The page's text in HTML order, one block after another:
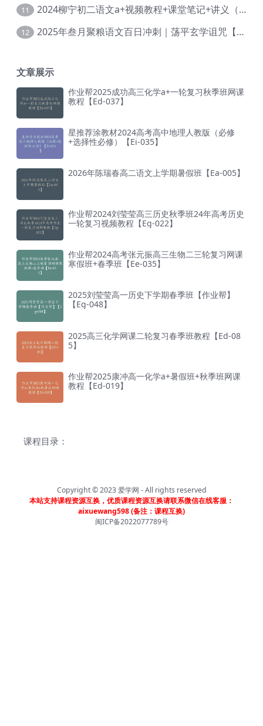
11 2024柳宁初二语文a+视频教程+课堂笔记+讲义（暑假班+秋季班）【Da-003】
12 2025年叁月聚粮语文百日冲刺｜荡平玄学诅咒【Ea-001】
文章展示
作业帮2025成功高三化学a+一轮复习秋季班网课
教程【Ed-037】
星推荐涂教材2024高考高中地理人教版（必修
+选择性必修）【Ei-035】
2026年陈瑞春高二语文上学期暑假班【Ea-005】
作业帮2024刘莹莹高三历史秋季班24年高考历史
一轮复习视频教程【Eg-022】
作业帮2024高考张元振高三生物二三轮复习网课
寒假班+春季班【Ee-035】
2025刘莹莹高一历史下学期春季班【作业帮】
【Eg-048】
2025高三化学网课二轮复习春季班教程【Ed-08
5】
作业帮2025康冲高一化学a+暑假班+秋季班网课
教程【Ed-019】
课程目录：
Copyright © 2023爱学网 - All rights reserved
本站支持课程资源互换，优质课程资源互换请联系微信在线客服：
aixuewang598 (备注：课程互换)
闽ICP备2022077789号